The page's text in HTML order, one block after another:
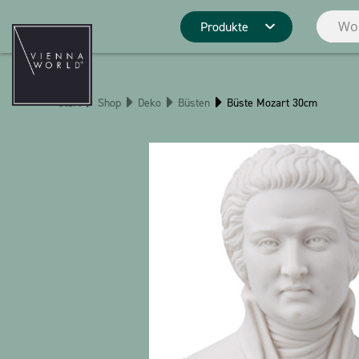
Produkte
Produktgruppen
Deko
Küche
Pins
Schreibwaren
Weihnachten
Stringlies
Start Shop Deko Büsten Büste Mozart 30cm